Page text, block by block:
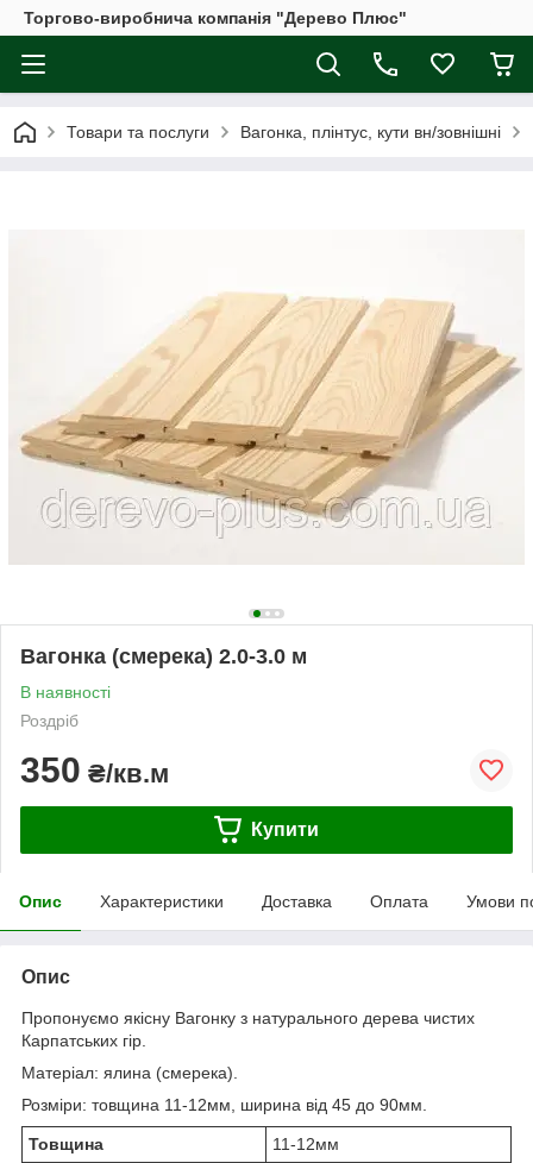
Торгово-виробнича компанія "Дерево Плюс"
Товари та послуги Вагонка, плінтус, кути вн/зовнішні
Вагонка (смерека) 2.0-3.0 м
В наявності
Роздріб
350 ₴/кв.м
Купити
Опис Характеристики Доставка Оплата Умови
Опис
Пропонуємо якісну Вагонку з натурального дерева чистих
Карпатських гір.
Матеріал: ялина (смерека).
Розміри: товщина 11-12мм, ширина від 45 до 90мм.
Товщина
11-12мм